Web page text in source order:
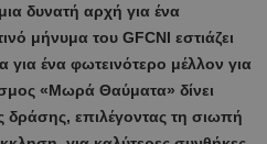
δυνατή αρχή για ένα
μήνυμα του GFCNI εστιάζει
για ένα φωτεινότερο μέλλον για
«Μωρά Θαύματα» δίνει
επιλέγοντας τη σιωπή